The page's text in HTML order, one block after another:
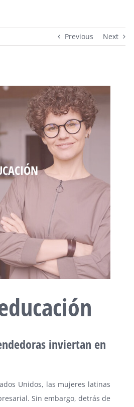
Previous Next
inviertan en
Unidos, las mujeres latinas
Sin embargo, detrás de